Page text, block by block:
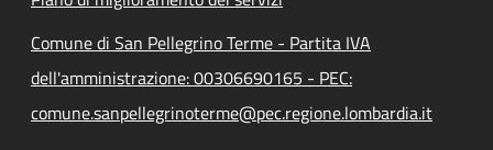
Comune di San Pellegrino Terme - Partita IVA
dell'amministrazione: 00306690165 - PEC:
comune.sanpellegrinoterme@pec.regione.lombardia.it